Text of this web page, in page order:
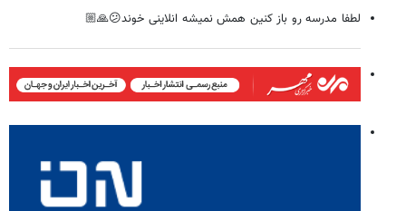
لطفا مدرسه رو باز کنین همش نمیشه انلاینی خوند😕🙏🏼